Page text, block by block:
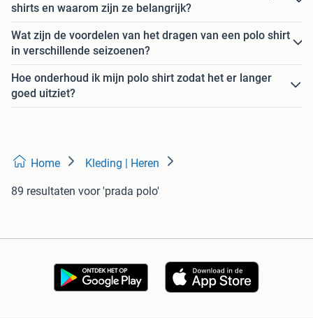
shirts en waarom zijn ze belangrijk?
Wat zijn de voordelen van het dragen van een polo shirt
in verschillende seizoenen?
Hoe onderhoud ik mijn polo shirt zodat het er langer
goed uitziet?
Home Kleding | Heren
89 resultaten voor 'prada polo'